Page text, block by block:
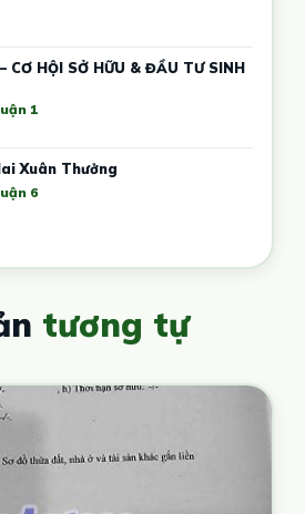
CƠ HỘI SỞ HỮU & ĐẦU TƯ SINH
1
Xuân Thưởng
6
tương tự